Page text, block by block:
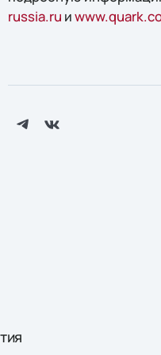
russia.ru и